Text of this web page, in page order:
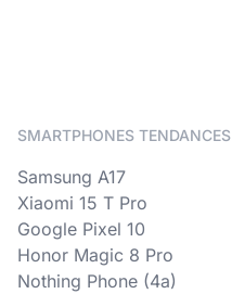
SMARTPHONES TENDANCES
Samsung A17
Xiaomi 15 T Pro
Google Pixel 10
Honor Magic 8 Pro
Nothing Phone (4a)